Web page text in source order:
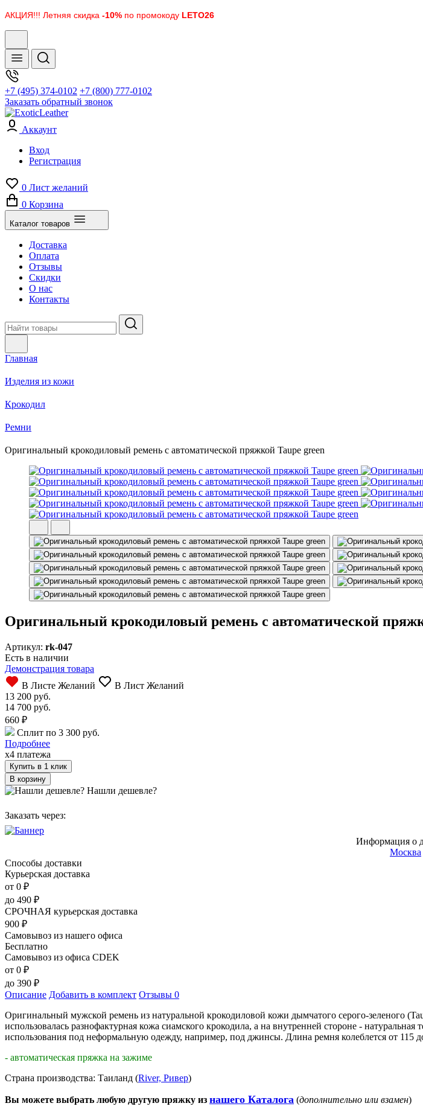
АКЦИЯ!!! Летняя скидка -10% по промокоду LETO26
+7 (495) 374-0102 +7 (800) 777-0102
Заказать обратный звонок
Аккаунт
Вход
Регистрация
0 Лист желаний
0 Корзина
Каталог товаров
Доставка
Оплата
Отзывы
Скидки
О нас
Контакты
Главная
Изделия из кожи
Крокодил
Ремни
Оригинальный крокодиловый ремень с автоматической пряжкой Taupe green
Оригинальный крокодиловый ремень с автоматической
Артикул: rk-047
Есть в наличии
Демонстрация товара
В Листе Желаний
В Лист Желаний
13 200 руб.
14 700 руб.
660 ₽
Сплит по 3 300 руб.
Подробнее
x4 платежа
Купить в 1 клик
Нашли дешевле?
Заказать через:
Информация о
Москва
Способы доставки
Курьерская доставка
от 0 ₽
до 490 ₽
СРОЧНАЯ курьерская доставка
900 ₽
Самовывоз из нашего офиса
Бесплатно
Самовывоз из офиса CDEK
от 0 ₽
до 390 ₽
Описание Добавить в комплект Отзывы 0
Оригинальный мужской ремень из натуральной крокодиловой кожи дымчатого серого-зеленого
использовалась разнофактурная кожа сиамского крокодила, а на внутренней стороне -
использования под неформальную одежду, например, под джинсы. Длина ремня колеблется от 115
- автоматическая пряжка на зажиме
Страна производства: Таиланд (River, Ривер)
Вы можете выбрать любую другую пряжку из нашего Каталога (дополнительно или взамен)